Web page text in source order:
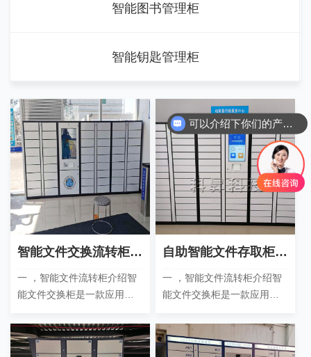
智能图书管理柜
智能钥匙管理柜
智能文件交换流转柜-ZW01
一 ，智能文件流转柜介绍智
能文件交换柜是一款应用于
位部 门间，文件交互的场
合，可以实现*自助办公，
自助智能文件存取柜-ZW02
一 ，智能文件流转柜介绍智
能文件交换柜是一款应用于
位部 门间，文件交互的场
合，可以实现*自助办公，
可以介绍下你们的产品么？